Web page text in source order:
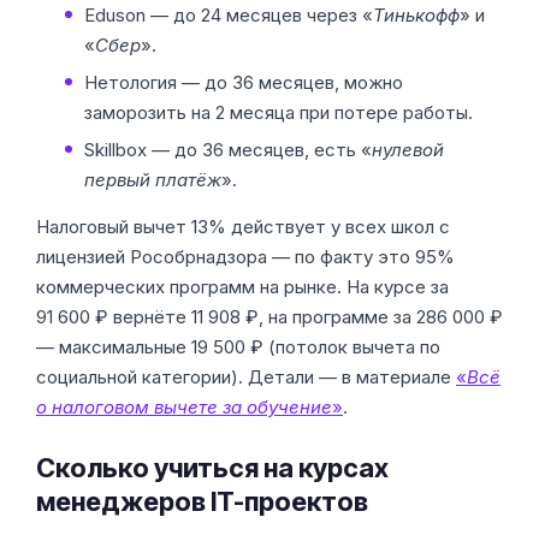
Eduson — до 24 месяцев через «Тинькофф» и
«Сбер».
Нетология — до 36 месяцев, можно
заморозить на 2 месяца при потере работы.
Skillbox — до 36 месяцев, есть «нулевой
первый платёж».
Налоговый вычет 13% действует у всех школ с
лицензией Рособрнадзора — по факту это 95%
коммерческих программ на рынке. На курсе за
91 600 ₽ вернёте 11 908 ₽, на программе за 286 000 ₽
— максимальные 19 500 ₽ (потолок вычета по
социальной категории). Детали — в материале «Всё
о налоговом вычете за обучение».
Сколько учиться на курсах
менеджеров IT-проектов